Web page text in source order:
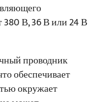
380 В, 36 В или 24 В
проводник
обеспечивает
окружает